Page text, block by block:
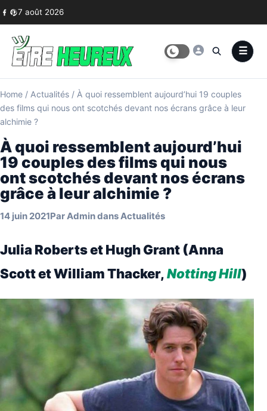
Skip to content
7 août 2026
Home / Actualités / À quoi ressemblent aujourd’hui 19 couples
des films qui nous ont scotchés devant nos écrans grâce à leur
alchimie ?
À quoi ressemblent aujourd’hui
19 couples des films qui nous
ont scotchés devant nos écrans
grâce à leur alchimie ?
14 juin 2021ParAdmindansActualités
Julia Roberts et Hugh Grant (Anna
Scott et William Thacker,Notting Hill)